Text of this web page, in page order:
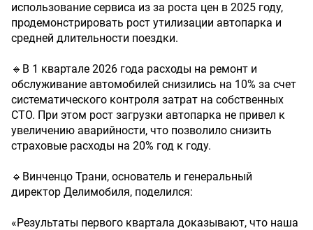
использование сервиса из за роста цен в 2025 году,
продемонстрировать рост утилизации автопарка и
средней длительности поездки.
🔹В 1 квартале 2026 года расходы на ремонт и
обслуживание автомобилей снизились на 10% за счет
систематического контроля затрат на собственных
СТО. При этом рост загрузки автопарка не привел к
увеличению аварийности, что позволило снизить
страховые расходы на 20% год к году.
🔹Винченцо Трани, основатель и генеральный
директор Делимобиля, поделился:
«Результаты первого квартала доказывают, что наша